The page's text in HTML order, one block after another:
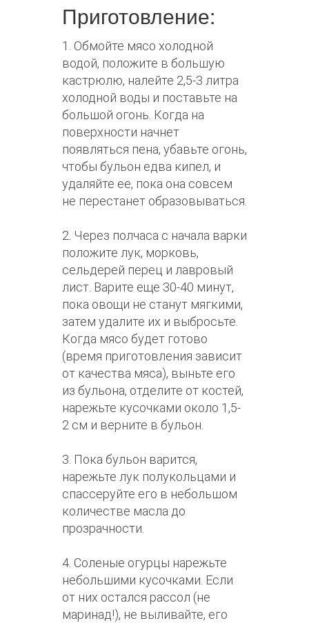
Приготовление:
1. Обмойте мясо холодной
водой, положите в большую
кастрюлю, налейте 2,5-3 литра
холодной воды и поставьте на
большой огонь. Когда на
поверхности начнет
появляться пена, убавьте огонь,
чтобы бульон едва кипел, и
удаляйте ее, пока она совсем
не перестанет образовываться.
2. Через полчаса с начала варки
положите лук, морковь,
сельдерей перец и лавровый
лист. Варите еще 30-40 минут,
пока овощи не станут мягкими,
затем удалите их и выбросьте.
Когда мясо будет готово
(время приготовления зависит
от качества мяса), выньте его
из бульона, отделите от костей,
нарежьте кусочками около 1,5-
2 см и верните в бульон.
3. Пока бульон варится,
нарежьте лук полукольцами и
спассеруйте его в небольшом
количестве масла до
прозрачности.
4. Соленые огурцы нарежьте
небольшими кусочками. Если
от них остался рассол (не
маринад!), не выливайте, его